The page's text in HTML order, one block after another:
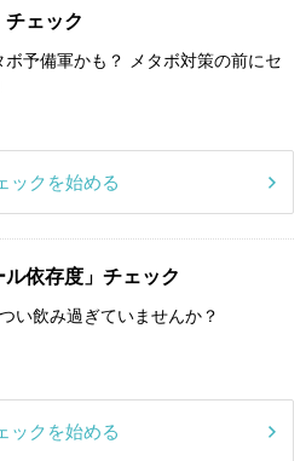
ェック
ボ予備軍かも？ メタボ対策の前にセ
ックを始める
依存度」チェック
い飲み過ぎていませんか？
ックを始める